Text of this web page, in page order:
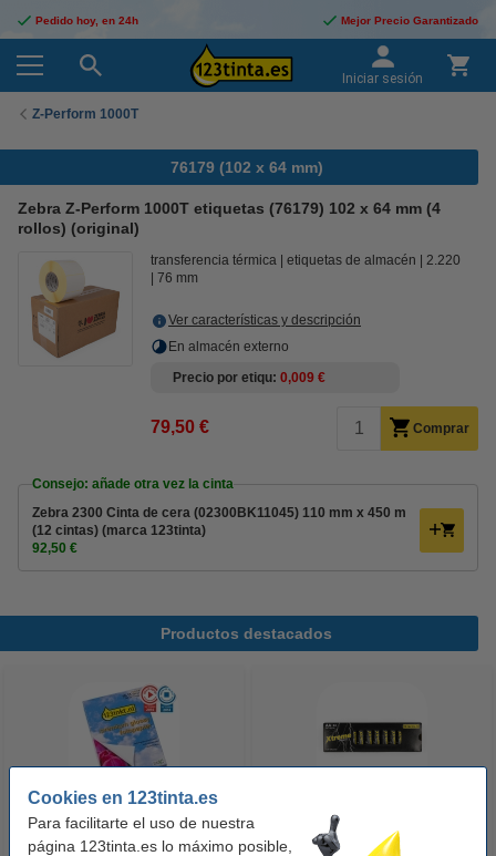
Cookies en 123tinta.es
Para facilitarte el uso de nuestra
página 123tinta.es lo máximo posible,
Pedido hoy, en 24h Mejor Precio Garantizado
Iniciar sesión
Z-Perform 1000T
76179 (102 x 64 mm)
Zebra Z-Perform 1000T etiquetas (76179) 102 x 64 mm (4
rollos) (original)
transferencia térmica etiquetas de almacén
2.220
76 mm
Ver características y descripción
En almacén externo
Precio por etiqu 0,009 €
79,50 € Comprar
Consejo: añade otra vez la cinta
Zebra 2300 Cinta de cera (02300BK11045) 110 mm x 450 m
(12 cintas) (marca 123tinta)
92,50 €
Productos destacados
123tinta Papel fotográfico
123tinta Pilas Alcalinas Xtreme